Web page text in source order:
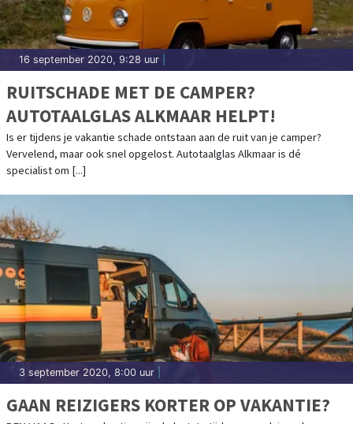
16 september 2020, 9:28 uur
RUITSCHADE MET DE CAMPER?
AUTOTAALGLAS ALKMAAR HELPT!
Is er tijdens je vakantie schade ontstaan aan de ruit van je camper?
Vervelend, maar ook snel opgelost. Autotaalglas Alkmaar is dé
specialist om [...]
3 september 2020, 8:00 uur
GAAN REIZIGERS KORTER OP VAKANTIE?